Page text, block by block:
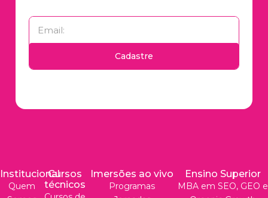
Cadastre
Institucional
Quem
Cursos
técnicos
Imersões ao vivo
Programas
Ensino Superior
MBA em SEO, GEO e